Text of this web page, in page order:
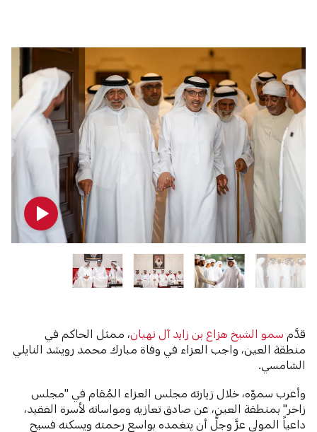
قدَّم سمو الشيخ هزاع بن زايد آل نهيان، ممثل الحاكم في
منطقة العين، واجب العزاء في وفاة مبارك محمد رويشد النايلي
الشامسي.
وأعرب سموّه، خلال زيارته مجلس العزاء المُقام في "مجلس
زاخر" بمنطقة العين، عن صادق تعازيه ومواساته لأسرة الفقيد،
داعياً المولى عزَّ وجلَّ أن يتغمده بواسع رحمته ويسكنه فسيح